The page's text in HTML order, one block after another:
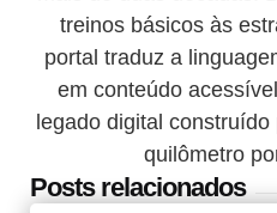
Posts relacionados
treinos básicos às
portal traduz a
em conteúdo
legado digital
quilômetro